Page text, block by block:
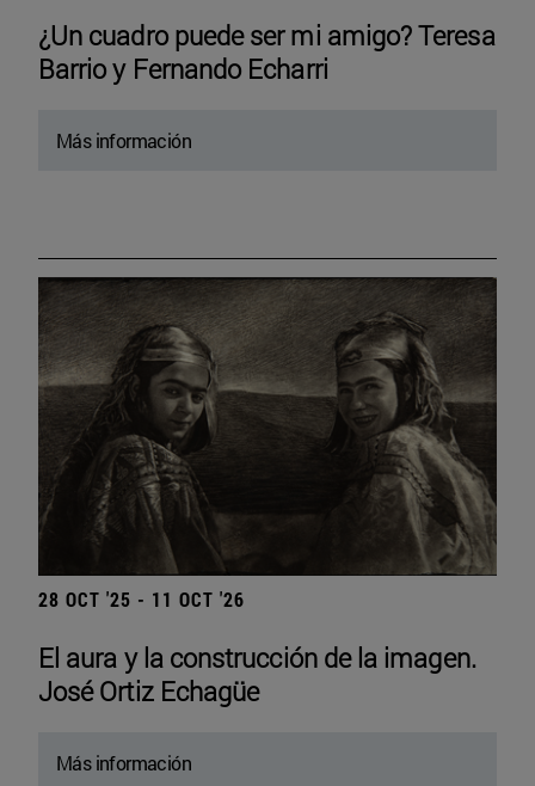
¿Un cuadro puede ser mi amigo? Teresa
Barrio y Fernando Echarri
Más información
28 OCT '25 - 11 OCT '26
El aura y la construcción de la imagen.
José Ortiz Echagüe
Más información